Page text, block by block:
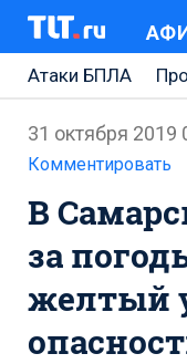
Атаки БПЛА
АВТОВАЗ
Ремонт
Ремонт
Набережная
Неделя Тольятти
31 октября 2019
Комментировать
В
за
желтый